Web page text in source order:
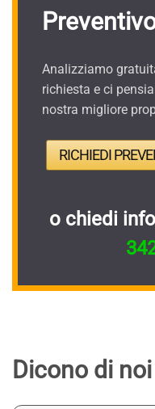
Analizziamo
richiesta e ci
nostra migliore
RICHIEDI
o chiedi
Dicono di noi